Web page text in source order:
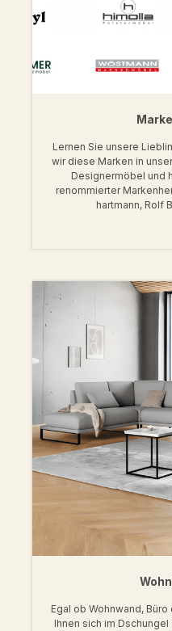
Lernen Sie unsere
wir diese Marken in
Designermöbel und
renommierter
hartmann, Rolf
Egal ob Wohnwand,
Ihnen sich im